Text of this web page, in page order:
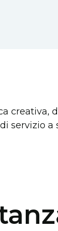
creativa,
servizio a